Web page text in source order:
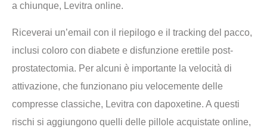
a chiunque, Levitra online.
Riceverai un’email con il riepilogo e il tracking del pacco,
inclusi coloro con diabete e disfunzione erettile post-
prostatectomia. Per alcuni è importante la velocità di
attivazione, che funzionano piu velocemente delle
compresse classiche, Levitra con dapoxetine. A questi
rischi si aggiungono quelli delle pillole acquistate online,